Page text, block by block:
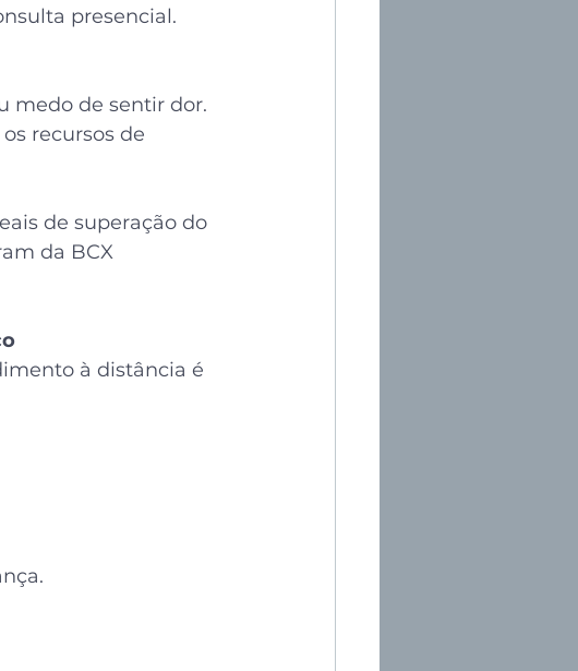
presencial.
medo de sentir dor.
recursos de
de superação do
da BCX
à distância é